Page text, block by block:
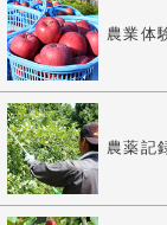
農業体
農薬記